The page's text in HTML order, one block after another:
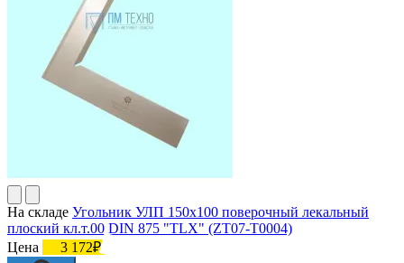
На складе Угольник УЛП 150х100 поверочный лекальный
плоский кл.т.00 DIN 875 "TLX" (ZT07-T0004)
Цена
3 172₽